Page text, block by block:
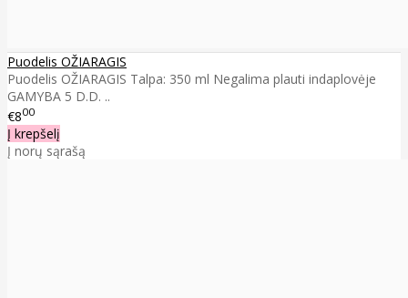
Puodelis OŽIARAGIS
Puodelis OŽIARAGIS Talpa: 350 ml Negalima plauti indaplovėje
GAMYBA 5 D.D. ..
€800
Į krepšelį
Į norų sąrašą